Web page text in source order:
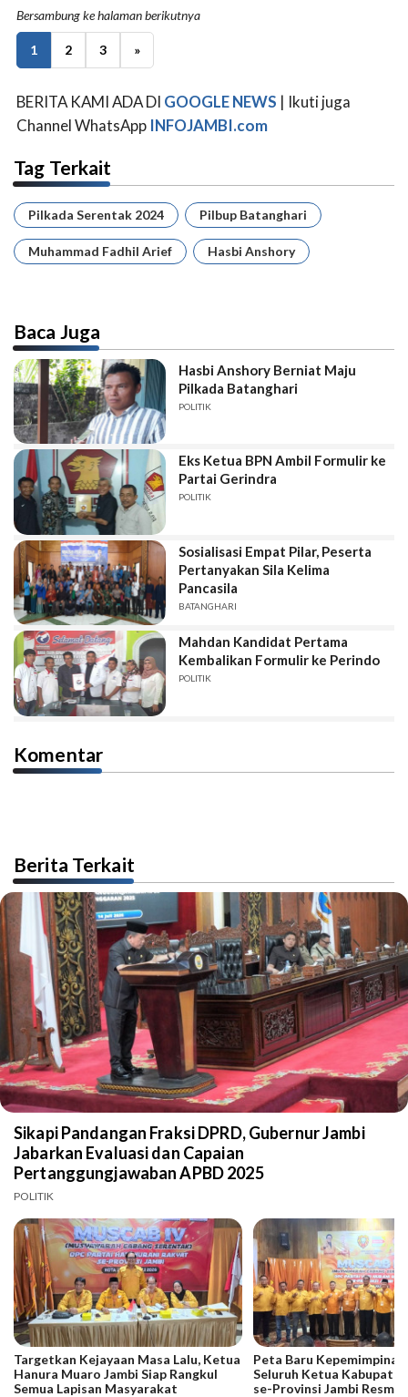
Bersambung ke halaman berikutnya
1 2 3 »
BERITA KAMI ADA DI GOOGLE NEWS | Ikuti juga
Channel WhatsApp INFOJAMBI.com
Tag Terkait
Pilkada Serentak 2024 Pilbup Batanghari
Muhammad Fadhil Arief Hasbi Anshory
Baca Juga
Hasbi Anshory Berniat Maju
Pilkada Batanghari
POLITIK
Eks Ketua BPN Ambil Formulir ke
Partai Gerindra
POLITIK
Sosialisasi Empat Pilar, Peserta
Pertanyakan Sila Kelima
Pancasila
BATANGHARI
Mahdan Kandidat Pertama
Kembalikan Formulir ke Perindo
POLITIK
Komentar
Berita Terkait
Sikapi Pandangan Fraksi DPRD, Gubernur Jambi
Jabarkan Evaluasi dan Capaian
Pertanggungjawaban APBD 2025
POLITIK
Targetkan Kejayaan Masa Lalu, Ketua
Hanura Muaro Jambi Siap Rangkul
Semua Lapisan Masyarakat
Peta Baru Kepemimpinan
Seluruh Ketua
se-Provinsi Jambi Resmi